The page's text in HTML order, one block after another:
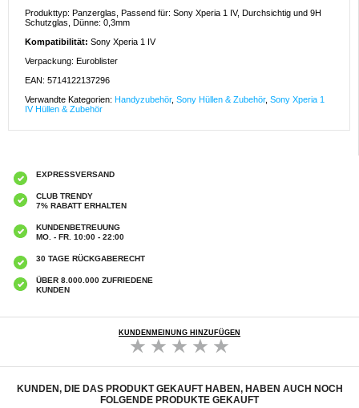
Produkttyp: Panzerglas, Passend für: Sony Xperia 1 IV, Durchsichtig und 9H
Schutzglas, Dünne: 0,3mm
Kompatibilität: Sony Xperia 1 IV
Verpackung: Euroblister
EAN: 5714122137296
Verwandte Kategorien: Handyzubehör, Sony Hüllen & Zubehör, Sony Xperia 1
IV Hüllen & Zubehör
EXPRESSVERSAND
CLUB TRENDY
7% RABATT ERHALTEN
KUNDENBETREUUNG
MO. - FR. 10:00 - 22:00
30 TAGE RÜCKGABERECHT
ÜBER 8.000.000 ZUFRIEDENE
KUNDEN
KUNDENMEINUNG HINZUFÜGEN
KUNDEN, DIE DAS PRODUKT GEKAUFT HABEN, HABEN AUCH NOCH
FOLGENDE PRODUKTE GEKAUFT